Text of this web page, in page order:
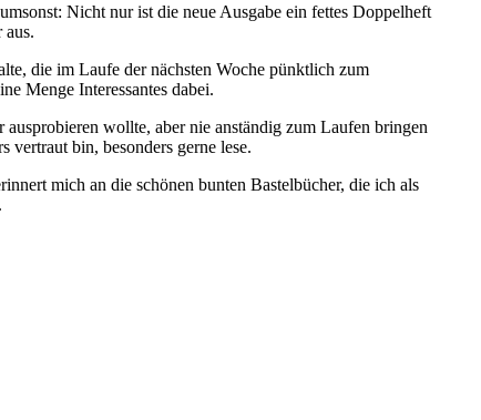
Nicht nur ist die neue Ausgabe ein fettes Doppelheft
aus.
die im Laufe der nächsten Woche pünktlich zum
Menge Interessantes dabei.
ausprobieren wollte, aber nie anständig zum Laufen bringen
vertraut bin, besonders gerne lese.
mich an die schönen bunten Bastelbücher, die ich als